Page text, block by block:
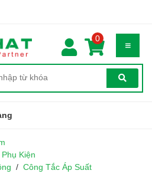
0
Kiện
Công Tắc Áp Suất